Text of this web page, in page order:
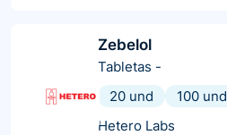
Zebelol
Tabletas -
20 und
100 und
Hetero Labs